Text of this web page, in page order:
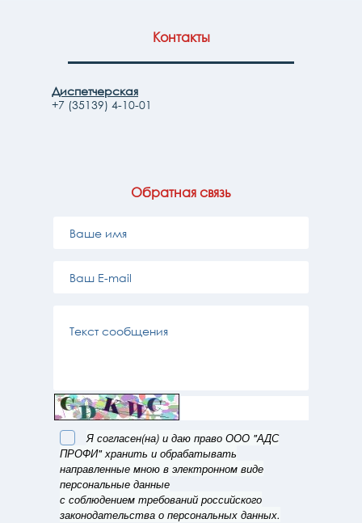
Контакты
Диспетчерская
+7 (35139) 4-10-01
Обратная связь
Я согласен(на) и даю право ООО "АДС
ПРОФИ" хранить и обрабатывать
направленные мною в электронном виде
персональные данные
с соблюдением требований российского
законодательства о персональных данных.